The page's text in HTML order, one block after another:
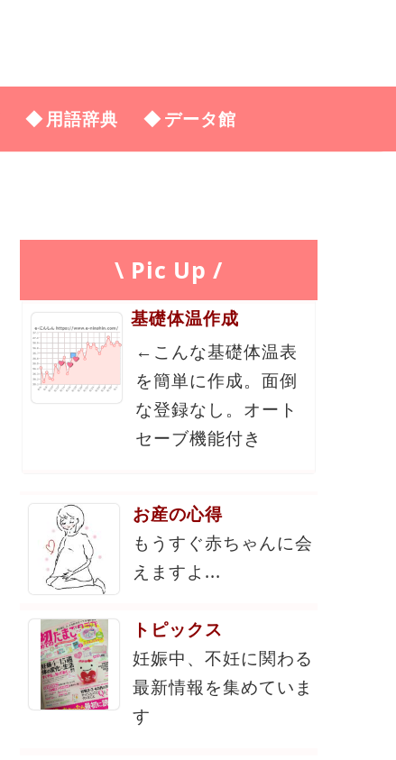
用語辞典 データ館
\ Pic Up /
基礎体温作成
←こんな基礎体温表
を簡単に作成。面倒
な登録なし。オート
セーブ機能付き
お産の心得
もうすぐ赤ちゃんに会
えますよ...
トピックス
妊娠中、不妊に関わる
最新情報を集めていま
す